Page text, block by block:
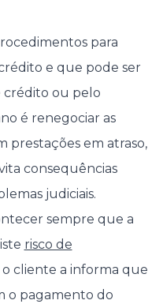
para
e que pode ser
crédito ou pelo
é renegociar as
prestações em atraso,
consequências
judiciais.
sempre que a
risco de
cliente a informa que
o pagamento do